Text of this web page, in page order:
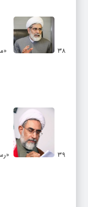
۳۸
۳۹